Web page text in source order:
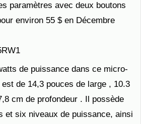
paramètres avec deux boutons
environ 55 $ en Décembre
de puissance dans ce micro-
de 14,3 pouces de large , 10.3
cm de profondeur . Il possède
et six niveaux de puissance, ainsi